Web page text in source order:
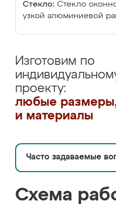
Стекло: Стекло
узкой алюминиевой
Изготовим по
проекту:
любые размеры,
и материалы
Часто задаваемые
Схема